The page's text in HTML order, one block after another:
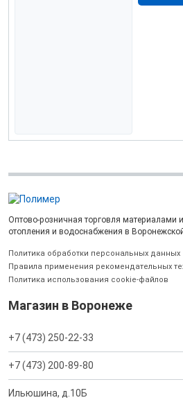
Оптово-розничная торговля материалами
отопления и водоснабжения в
Политика обработки персональных данных
Правила применения рекомендательных
Политика использования cookie-файлов
Магазин в Воронеже
+7 (473) 250-22-33
+7 (473) 200-89-80
Ильюшина, д.10Б